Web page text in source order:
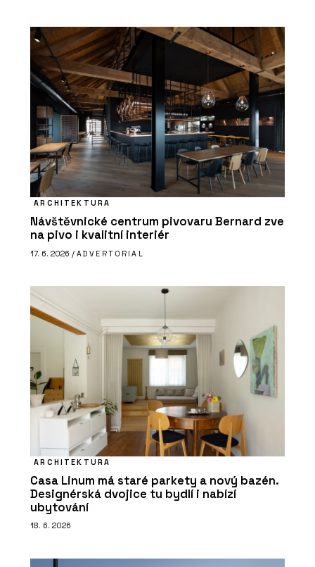
ARCHITEKTURA
Návštěvnické centrum pivovaru Bernard zve
na pivo i kvalitní interiér
17. 6. 2026 / ADVERTORIAL
ARCHITEKTURA
Casa Linum má staré parkety a nový bazén.
Designérská dvojice tu bydlí i nabízí
ubytování
18. 6. 2026